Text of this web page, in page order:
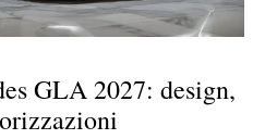
GLA 2027: design,